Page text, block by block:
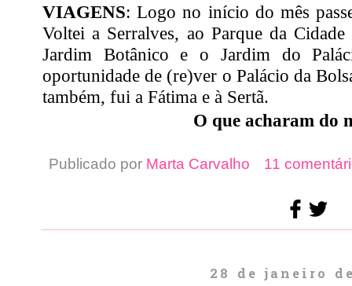
VIAGENS: Logo no início do mês
Voltei a Serralves, ao Parque da
Jardim Botânico e o Jardim do
oportunidade de (re)ver o Palácio da
também, fui a Fátima e à Sertã.
O que acharam do
Publicado por Marta Carvalho 11
28 de janeiro